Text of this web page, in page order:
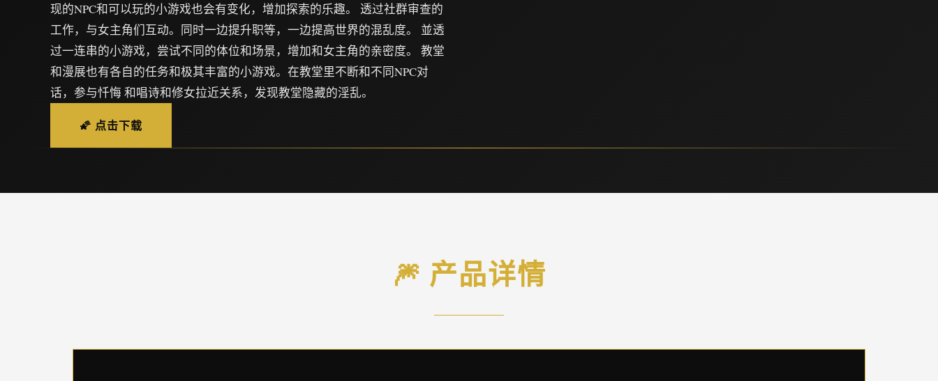
现的NPC和可以玩的小游戏也会有变化，增加探索的乐趣。 透过社群审查的
工作，与女主角们互动。同时一边提升职等，一边提高世界的混乱度。 並透
过一连串的小游戏，尝试不同的体位和场景，增加和女主角的亲密度。 教堂
和漫展也有各自的任务和极其丰富的小游戏。在教堂里不断和不同NPC对
话，参与忏悔 和唱诗和修女拉近关系，发现教堂隐藏的淫乱。
🌠 点击下载
🎆 产品详情